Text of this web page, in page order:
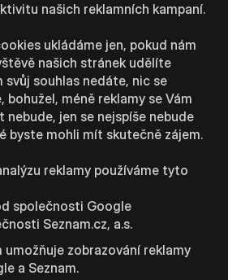
našich reklamních kampaní.
ukládáme jen, pokud nám
našich stránek udělíte
svůj souhlas nedáte, nic se
bohužel, méně reklamy se Vám
nebude, jen se nejspíše nebude
byste mohli mít skutečně zájem.
reklamy používáme tyto
společnosti Google
Seznam.cz, a.s.
umožňuje zobrazování reklamy
a Seznam.